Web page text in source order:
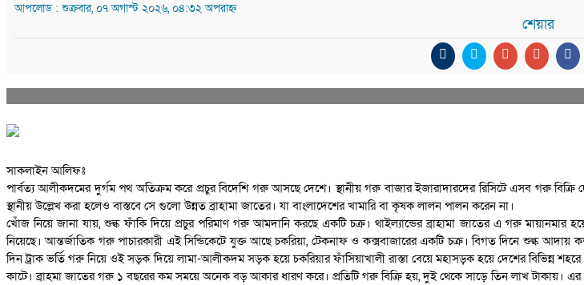
আপলোড : শুক্রবার, ০৭ অগাস্ট ২০২৬, ০৪:৩২ অপরাহ্ন
শেয়ার
সাকলাইন আলিফঃ
পার্বত্য আলীকদমের দুর্গম পথ অতিক্রম করে প্রচুর বিদেশি গরু আসছে দেশে। স্থানীয় গরু বাজার ইজারাদারদের রিসিটে এসব গরু
স্থানীয় উল্লেখ করা হলেও বাস্তবে সে গুলো উন্নত ব্রাহামা জাতের। যা বাংলাদেশের খামারি বা কৃষক লালন পালন করেন না।
খোঁজ নিয়ে জানা যায়, শুল্ক ফাঁকি দিয়ে প্রচুর পরিমাণ গরু আমদানি করছে একটি চক্র। থাইল্যান্ডের ব্রাহামা জাতের এ গরু
নিয়েছে। আন্তর্জাতিক গরু পাচারকারী এই সিন্ডিকেটে যুক্ত আছে চকরিয়া, টেকনাফ ও কক্সবাজারের একটি চক্র। বিগত দিনে শুল্ক আদায়
দিন ট্রাক ভর্তি গরু নিয়ে ওই সড়ক দিয়ে লামা-আলীকদম সড়ক হয়ে চকরিয়ার ফাঁসিয়াখালী রাস্তা বেয়ে মহাসড়ক হয়ে দেশের
কাটে। ব্রাহমা জাতের গরু ১ বছরের কম সময়ে অনেক বড় আকার ধারণ করে। প্রতিটি গরু বিক্রি হয়, দুই থেকে সাড়ে তিন লাখ টাকায়।